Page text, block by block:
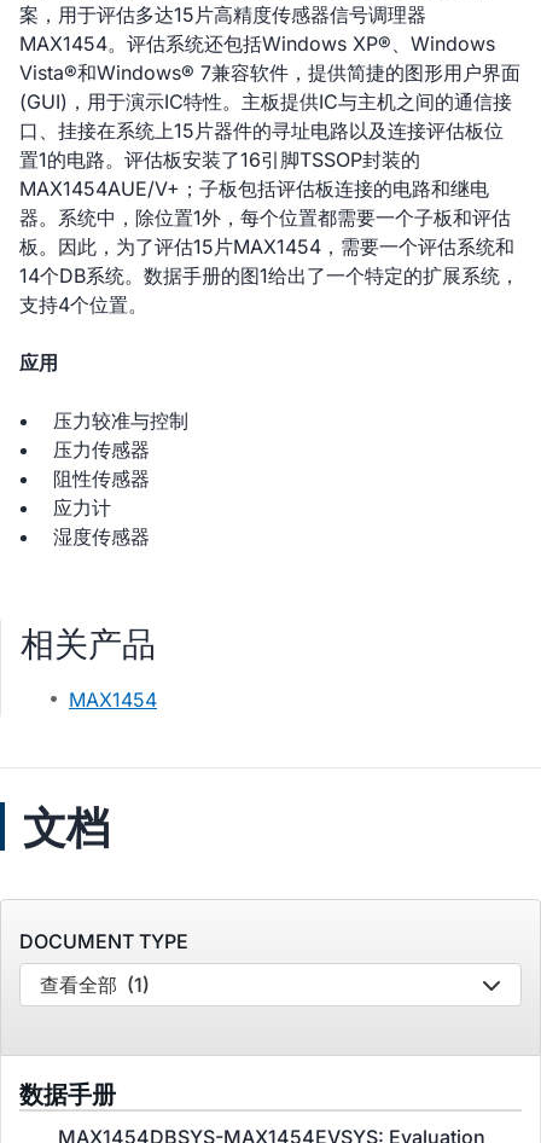
案，用于评估多达15片高精度传感器信号调理器
MAX1454。评估系统还包括Windows XP®、Windows
Vista®和Windows® 7兼容软件，提供简捷的图形用户界面
(GUI)，用于演示IC特性。主板提供IC与主机之间的通信接
口、挂接在系统上15片器件的寻址电路以及连接评估板位
置1的电路。评估板安装了16引脚TSSOP封装的
MAX1454AUE/V+；子板包括评估板连接的电路和继电
器。系统中，除位置1外，每个位置都需要一个子板和评估
板。因此，为了评估15片MAX1454，需要一个评估系统和
14个DB系统。数据手册的图1给出了一个特定的扩展系统，
支持4个位置。
应用
压力较准与控制
压力传感器
阻性传感器
应力计
湿度传感器
相关产品
MAX1454
文档
DOCUMENT TYPE
查看全部 (1)
数据手册
MAX1454DBSYS-MAX1454EVSYS: Evaluation